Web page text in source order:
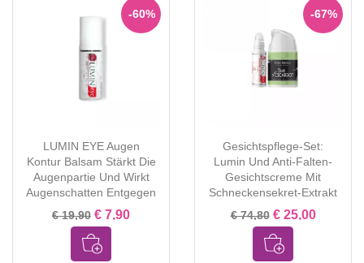
LUMIN EYE Augen
Kontur Balsam Stärkt Die
Augenpartie Und Wirkt
Augenschatten Entgegen
€ 19,90 € 7,90
-60%
Gesichtspflege-Set:
Lumin Und Anti-Falten-
Gesichtscreme Mit
Schneckensekret-Extrakt
€ 74,80 € 25,00
-67%